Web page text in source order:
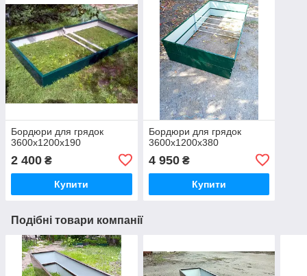
Бордюри для грядок
3600х1200х190
2 400 ₴
Купити
Бордюри для грядок
3600х1200х380
4 950₴
Купити
Подібні товари компанії